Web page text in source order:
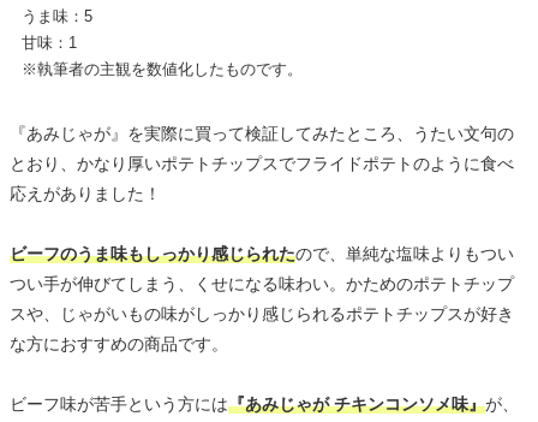
うま味：5
甘味：1
※執筆者の主観を数値化したものです。
『あみじゃが』を実際に買って検証してみたところ、うたい文句の
とおり、かなり厚いポテトチップスでフライドポテトのように食べ
応えがありました！
ビーフのうま味もしっかり感じられたので、単純な塩味よりもつい
つい手が伸びてしまう、くせになる味わい。かためのポテトチップ
スや、じゃがいもの味がしっかり感じられるポテトチップスが好き
な方におすすめの商品です。
ビーフ味が苦手という方には『あみじゃが チキンコンソメ味』が、